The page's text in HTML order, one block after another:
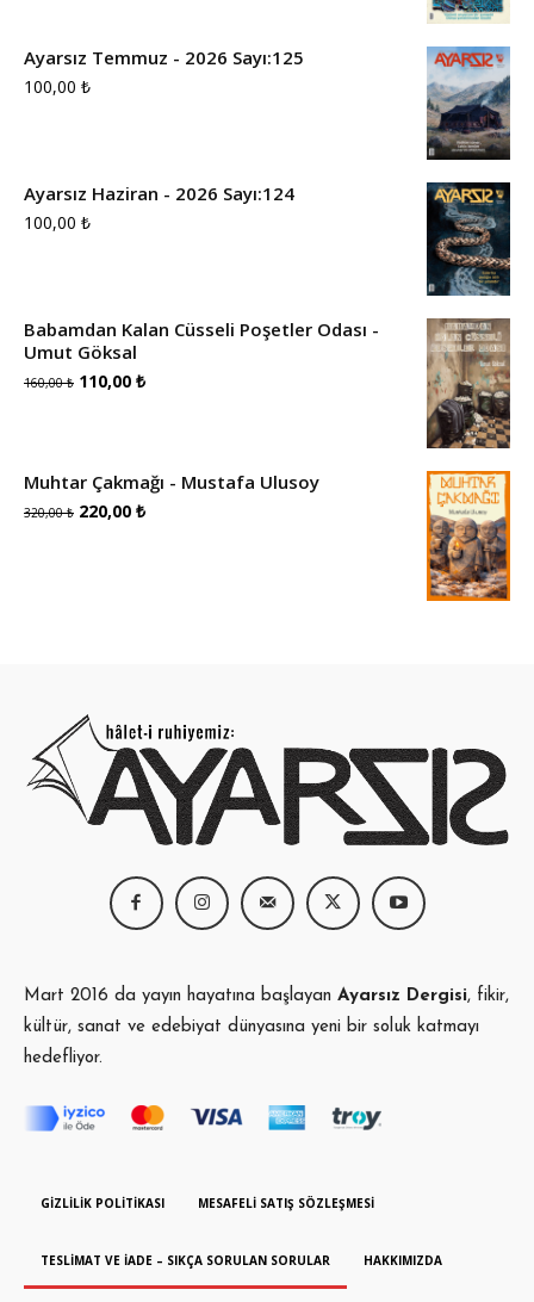
Ayarsız Temmuz - 2026 Sayı:125
100,00 ₺
Ayarsız Haziran - 2026 Sayı:124
100,00 ₺
Babamdan Kalan Cüsseli Poşetler Odası -
Umut Göksal
160,00₺ Orijinal
110,00 ₺Şu
110,00 ₺.
Muhtar Çakmağı - Mustafa Ulusoy
320,00₺ Orijinal
220,00 ₺Şu
Mart 2016 da yayın hayatına başlayan Ayarsız Dergisi, fikir,
kültür, sanat ve edebiyat dünyasına yeni bir soluk katmayı
hedefliyor.
GIZLILIK POLITIKASI MESAFELI SATIŞ SÖZLEŞMESI
TESLIMAT VE İADE – SIKÇA SORULAN SORULAR HAKKIMIZDA